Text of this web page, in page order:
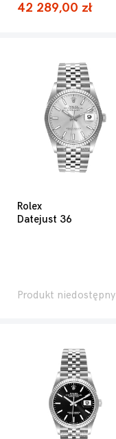
42 289,00 zł
Rolex
Datejust 36
Produkt niedostępny